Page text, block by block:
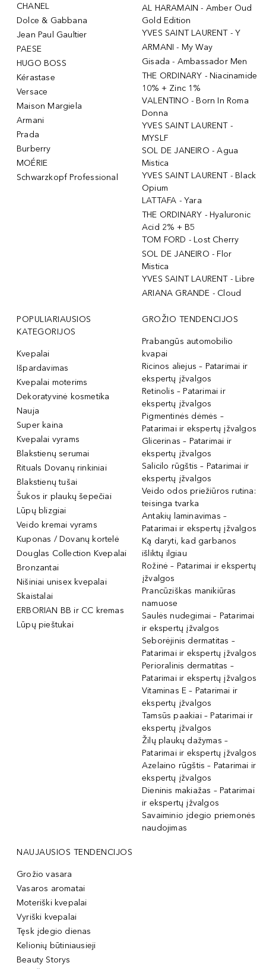
CHANEL
Dolce & Gabbana
Jean Paul Gaultier
PAESE
HUGO BOSS
Kérastase
Versace
Maison Margiela
Armani
Prada
Burberry
MOÉRIE
Schwarzkopf Professional
AL HARAMAIN - Amber Oud
Gold Edition
YVES SAINT LAURENT - Y
ARMANI - My Way
Gisada - Ambassador Men
THE ORDINARY - Niacinamide
10% + Zinc 1%
VALENTINO - Born In Roma
Donna
YVES SAINT LAURENT -
MYSLF
SOL DE JANEIRO - Agua
Mistica
YVES SAINT LAURENT - Black
Opium
LATTAFA - Yara
THE ORDINARY - Hyaluronic
Acid 2% + B5
TOM FORD - Lost Cherry
SOL DE JANEIRO - Flor
Mistica
YVES SAINT LAURENT - Libre
ARIANA GRANDE - Cloud
POPULIARIAUSIOS
KATEGORIJOS
Kvepalai
Išpardavimas
Kvepalai moterims
Dekoratyvinė kosmetika
Nauja
Super kaina
Kvepalai vyrams
Blakstienų serumai
Rituals Dovanų rinkiniai
Blakstienų tušai
Šukos ir plaukų šepečiai
Lūpų blizgiai
Veido kremai vyrams
Kuponas / Dovanų kortelė
Douglas Collection Kvepalai
Bronzantai
Nišiniai unisex kvepalai
Skaistalai
ERBORIAN BB ir CC kremas
Lūpų pieštukai
GROŽIO TENDENCIJOS
Prabangūs automobilio
kvapai
Ricinos aliejus – Patarimai ir
ekspertų įžvalgos
Retinolis – Patarimai ir
ekspertų įžvalgos
Pigmentinės dėmės –
Patarimai ir ekspertų įžvalgos
Glicerinas – Patarimai ir
ekspertų įžvalgos
Salicilo rūgštis – Patarimai ir
ekspertų įžvalgos
Veido odos priežiūros rutina:
teisinga tvarka
Antakių laminavimas –
Patarimai ir ekspertų įžvalgos
Ką daryti, kad garbanos
išliktų ilgiau
Rožinė – Patarimai ir ekspertų
įžvalgos
Prancūziškas manikiūras
namuose
Saulės nudegimai – Patarimai
ir ekspertų įžvalgos
Seborėjinis dermatitas –
Patarimai ir ekspertų įžvalgos
Perioralinis dermatitas –
Patarimai ir ekspertų įžvalgos
Vitaminas E – Patarimai ir
ekspertų įžvalgos
Tamsūs paakiai – Patarimai ir
ekspertų įžvalgos
Žilų plaukų dažymas –
Patarimai ir ekspertų įžvalgos
Azelaino rūgštis – Patarimai ir
ekspertų įžvalgos
Dieninis makiažas – Patarimai
ir ekspertų įžvalgos
Savaiminio įdegio priemonės
naudojimas
NAUJAUSIOS TENDENCIJOS
Grožio vasara
Vasaros aromatai
Moteriški kvepalai
Vyriški kvepalai
Tęsk įdegio dienas
Kelionių būtiniausieji
Beauty Storys